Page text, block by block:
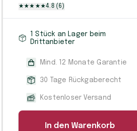
★★★ ★★4.8 (6 )
1 Stück an Lager beim
Drittanbieter
Mind. 12 Monate Garantie
30 Tage Rückgaberecht
Kostenloser Versand
In den Warenkorb